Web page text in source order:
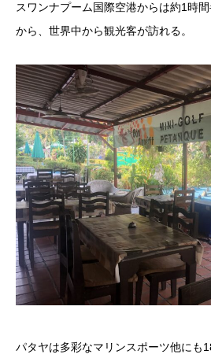
スワンナプーム国際空港からは約1時
から、世界中から観光客が訪れる。
パタヤは多彩なマリンスポーツ他にも